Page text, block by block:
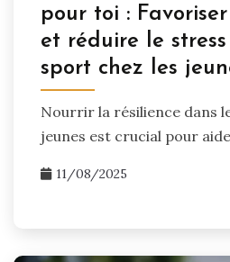
pour toi :
et réduire le
sport chez les
Nourrir la résilience dans
jeunes est crucial pour
11/08/2025